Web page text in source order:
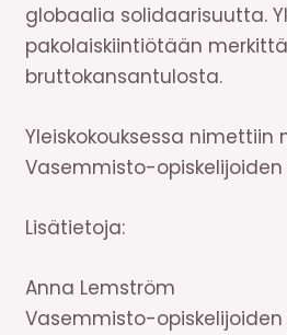
globaalia solidaarisuutta.
pakolaiskiintiötään
bruttokansantulosta.
Yleiskokouksessa nimettiin
Vasemmisto-
Lisätietoja:
Anna Lemström
Vasemmisto-